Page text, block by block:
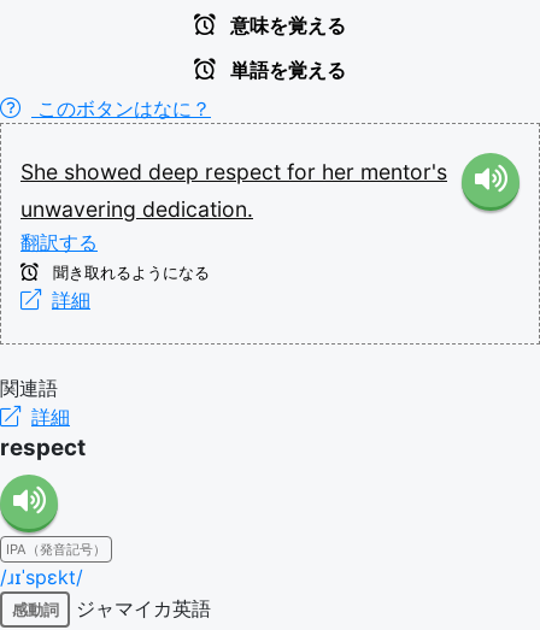
意味を覚える
単語を覚える
このボタンはなに？
She showed deep respect for her mentor's
unwavering dedication.
翻訳する
聞き取れるようになる
詳細
関連語
詳細
respect
IPA（発音記号）
/ɹɪˈspɛkt/
感動詞
ジャマイカ英語